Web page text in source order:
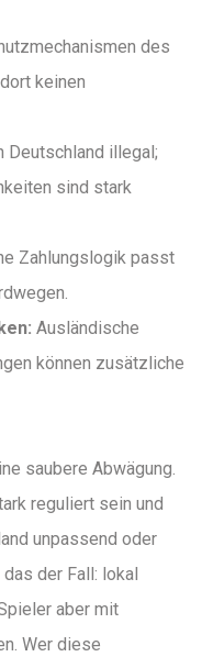
des
keinen
Deutschland illegal;
sind stark
Zahlungslogik passt
Ausländische
können zusätzliche
saubere Abwägung.
reguliert sein und
unpassend oder
der Fall: lokal
aber mit
Wer diese